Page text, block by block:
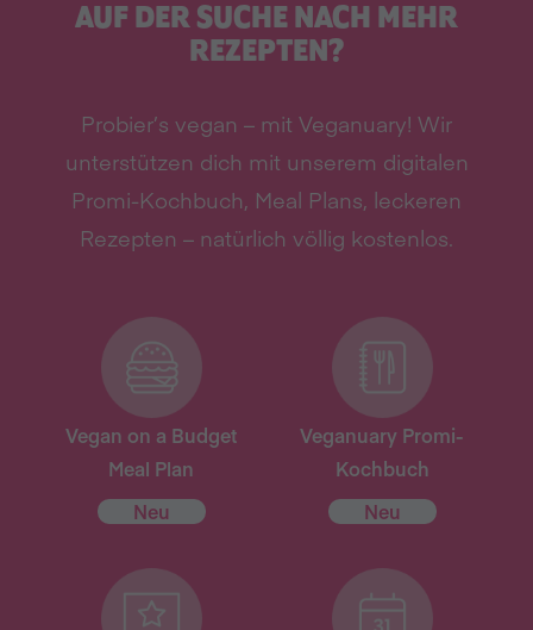
AUF DER SUCHE NACH MEHR
REZEPTEN?
Probier’s vegan – mit Veganuary! Wir
unterstützen dich mit unserem digitalen
Promi-Kochbuch, Meal Plans, leckeren
Rezepten – natürlich völlig kostenlos.
Vegan on a Budget
Meal Plan
Neu
Veganuary Promi-
Kochbuch
Neu